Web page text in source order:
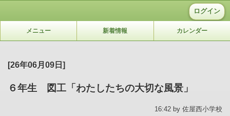
ログイン
メニュー 新着情報 カレンダー
[26年06月09日]
６年生 図工「わたしたちの大切な風景」
16:42 by 佐屋西小学校